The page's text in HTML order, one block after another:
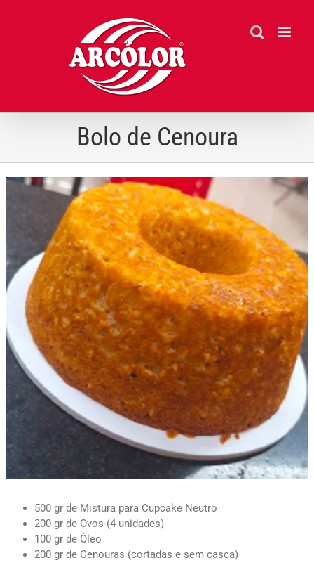
Bolo de Cenoura
500 gr de Mistura para Cupcake Neutro
200 gr de Ovos (4 unidades)
100 gr de Óleo
200 gr de Cenouras (cortadas e sem casca)